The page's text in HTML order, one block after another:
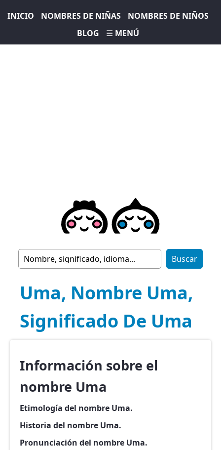
INICIO NOMBRES DE NIÑAS
NOMBRES DE NIÑOS
BLOG
☰ MENÚ
Uma, Nombre Uma,
Significado De Uma
Información sobre el
nombre Uma
Etimología del nombre Uma.
Historia del nombre Uma.
Pronunciación del nombre Uma.